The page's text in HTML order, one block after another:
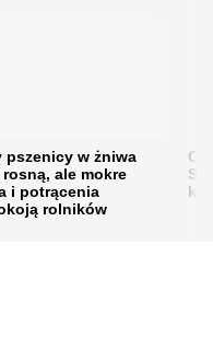
pszenicy w żniwa
rosną, ale mokre
i potrącenia
rolników